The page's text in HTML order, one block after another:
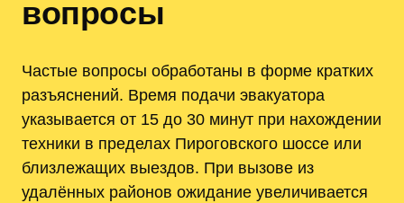
вопросы
Частые вопросы обработаны в форме кратких
разъяснений. Время подачи эвакуатора
указывается от 15 до 30 минут при нахождении
техники в пределах Пироговского шоссе или
близлежащих выездов. При вызове из
удалённых районов ожидание увеличивается